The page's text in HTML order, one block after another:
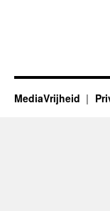
MediaVrijheid